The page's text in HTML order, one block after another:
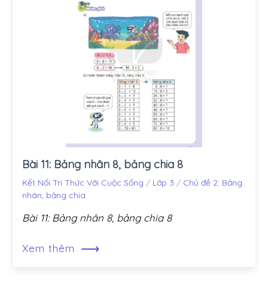
Bài 11: Bảng nhân 8, bảng chia 8
Kết Nối Tri Thức Với Cuộc Sống / Lớp 3 / Chủ đề 2: Bảng
nhân, bảng chia
Bài 11: Bảng nhân 8, bảng chia 8
Xem thêm ⟶